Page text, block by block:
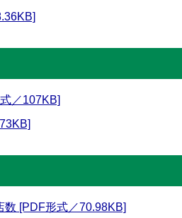
／107KB]
[PDF形式／70.98KB]